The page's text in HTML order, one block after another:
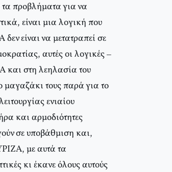
τα προβλήματα για να
είναι μια λογική που
είναι να μετατραπεί σε
αυτές οι λογικές –
και στη λεηλασία του
μαγαζάκι τους παρά για το
ενιαίου
και αρμοδιότητες
σε υποβάθμιση και,
με αυτά τα
κι έκανε όλους αυτούς